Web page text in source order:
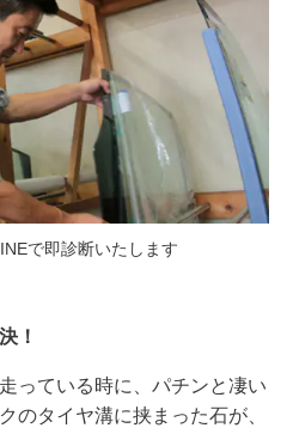
で即診断いたします
！
っている時に、パチンと凄い
のタイヤ溝に挟まった石が、